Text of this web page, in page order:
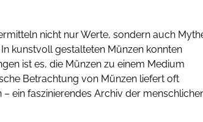
nicht nur Werte, sondern auch
kunstvoll gestalteten Münzen konnten
ist es, die Münzen zu einem Medium
Betrachtung von Münzen liefert oft
ein faszinierendes Archiv der